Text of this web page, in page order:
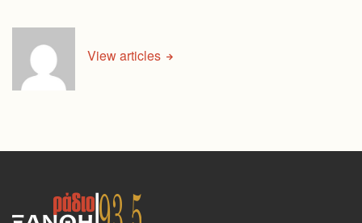
View articles